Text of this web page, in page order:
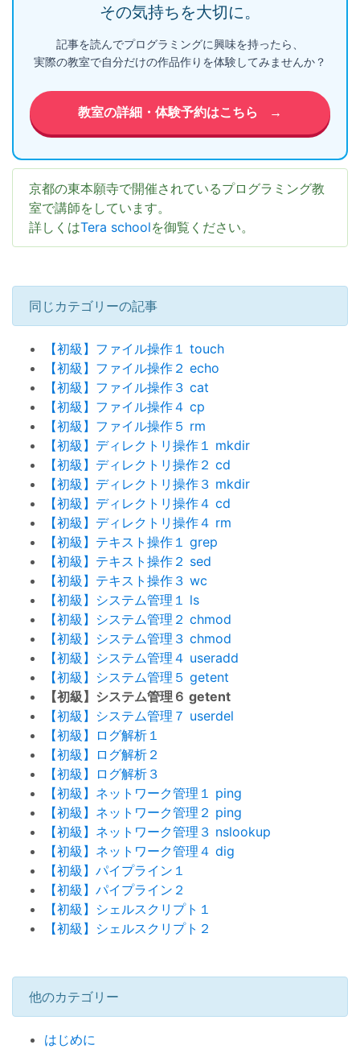
その気持ちを大切に。
記事を読んでプログラミングに興味を持ったら、
実際の教室で自分だけの作品作りを体験してみませんか？
教室の詳細・体験予約はこちら →
京都の東本願寺で開催されているプログラミング教
室で講師をしています。
詳しくはTera schoolを御覧ください。
同じカテゴリーの記事
【初級】ファイル操作１ touch
【初級】ファイル操作２ echo
【初級】ファイル操作３ cat
【初級】ファイル操作４ cp
【初級】ファイル操作５ rm
【初級】ディレクトリ操作１ mkdir
【初級】ディレクトリ操作２ cd
【初級】ディレクトリ操作３ mkdir
【初級】ディレクトリ操作４ cd
【初級】ディレクトリ操作４ rm
【初級】テキスト操作１ grep
【初級】テキスト操作２ sed
【初級】テキスト操作３ wc
【初級】システム管理１ ls
【初級】システム管理２ chmod
【初級】システム管理３ chmod
【初級】システム管理４ useradd
【初級】システム管理５ getent
【初級】システム管理６ getent
【初級】システム管理７ userdel
【初級】ログ解析１
【初級】ログ解析２
【初級】ログ解析３
【初級】ネットワーク管理１ ping
【初級】ネットワーク管理２ ping
【初級】ネットワーク管理３ nslookup
【初級】ネットワーク管理４ dig
【初級】パイプライン１
【初級】パイプライン２
【初級】シェルスクリプト１
【初級】シェルスクリプト２
他のカテゴリー
はじめに